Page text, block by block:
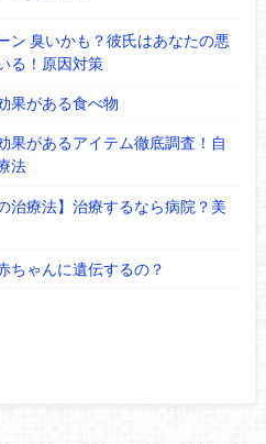
ン 臭いかも？彼氏はあなたの悪
る！原因対策
果がある食べ物
果があるアイテム徹底調査！自
法
治療法】治療するなら病院？美
ちゃんに遺伝するの？